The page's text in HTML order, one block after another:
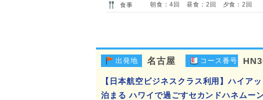
食事 朝食：4回 昼食：2回 夕食：2回
出発地 名古屋 コース番号
【日本航空ビジネスクラス利用】ハイア
泊まる ハワイで過ごすセカンドハネムー